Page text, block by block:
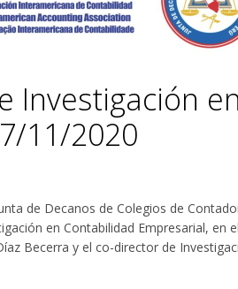
Investigación
11/2020
de Decanos de Colegios de
en Contabilidad Empresarial, en
Becerra y el co-director de